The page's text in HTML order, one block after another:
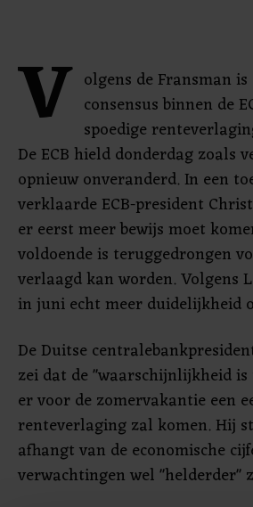
V olgens de Fransman
consensus binnen de
spoedige
De ECB hield donderdag zoals
opnieuw onveranderd. In een
verklaarde ECB-president
er eerst meer bewijs moet
voldoende is teruggedrongen
verlaagd kan worden. Volgens
in juni echt meer duidelijkheid
De Duitse
zei dat de "waarschijnlijkheid
er voor de zomervakantie een
renteverlaging zal komen. Hij
afhangt van de economische
verwachtingen wel "helderder"